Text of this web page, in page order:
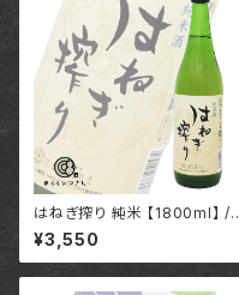
はねぎ搾り 純米 【1800ml】 /
長崎 合資会社 吉田屋
¥3,550